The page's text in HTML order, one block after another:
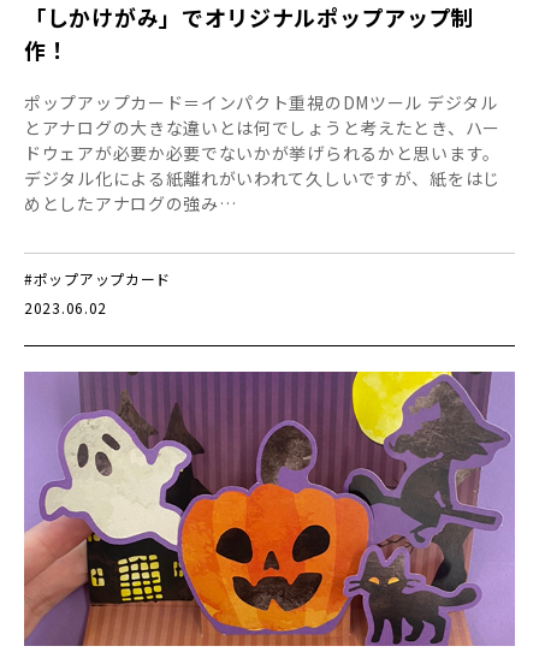
「しかけがみ」でオリジナルポップアップ制
作！
ポップアップカード＝インパクト重視のDMツール デジタル
とアナログの大きな違いとは何でしょうと考えたとき、ハー
ドウェアが必要か必要でないかが挙げられるかと思います。
デジタル化による紙離れがいわれて久しいですが、紙をはじ
めとしたアナログの強み…
#ポップアップカード
2023.06.02